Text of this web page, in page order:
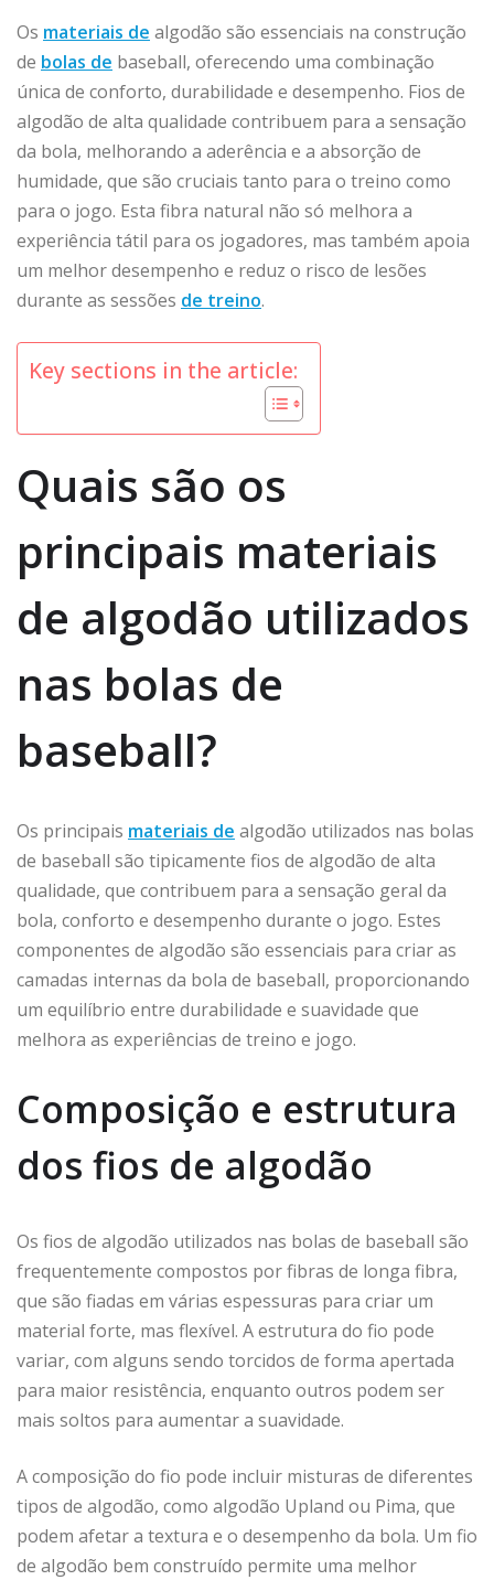
Os materiais de algodão são essenciais na construção
de bolas de baseball, oferecendo uma combinação
única de conforto, durabilidade e desempenho. Fios de
algodão de alta qualidade contribuem para a sensação
da bola, melhorando a aderência e a absorção de
humidade, que são cruciais tanto para o treino como
para o jogo. Esta fibra natural não só melhora a
experiência tátil para os jogadores, mas também apoia
um melhor desempenho e reduz o risco de lesões
durante as sessões de treino.
Key sections in the article:
Quais são os
principais materiais
de algodão utilizados
nas bolas de
baseball?
Os principais materiais de algodão utilizados nas bolas
de baseball são tipicamente fios de algodão de alta
qualidade, que contribuem para a sensação geral da
bola, conforto e desempenho durante o jogo. Estes
componentes de algodão são essenciais para criar as
camadas internas da bola de baseball, proporcionando
um equilíbrio entre durabilidade e suavidade que
melhora as experiências de treino e jogo.
Composição e estrutura
dos fios de algodão
Os fios de algodão utilizados nas bolas de baseball são
frequentemente compostos por fibras de longa fibra,
que são fiadas em várias espessuras para criar um
material forte, mas flexível. A estrutura do fio pode
variar, com alguns sendo torcidos de forma apertada
para maior resistência, enquanto outros podem ser
mais soltos para aumentar a suavidade.
A composição do fio pode incluir misturas de diferentes
tipos de algodão, como algodão Upland ou Pima, que
podem afetar a textura e o desempenho da bola. Um fio
de algodão bem construído permite uma melhor